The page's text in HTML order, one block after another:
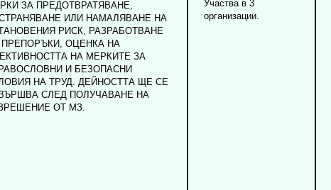
ЗА ПРЕДОТВРАТЯВАНЕ,
ИЛИ НАМАЛЯВАНЕ НА
РИСК, РАЗРАБОТВАНЕ
ПРЕПОРЪКИ, ОЦЕНКА НА
НА МЕРКИТЕ ЗА
И БЕЗОПАСНИ
НА ТРУД. ДЕЙНОСТТА ЩЕ СЕ
СЛЕД ПОЛУЧАВАНЕ НА
ОТ МЗ.
Участва в 3
организации.